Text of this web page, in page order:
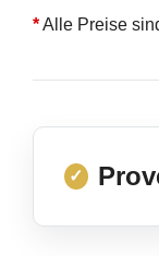
*Alle Preise
✓